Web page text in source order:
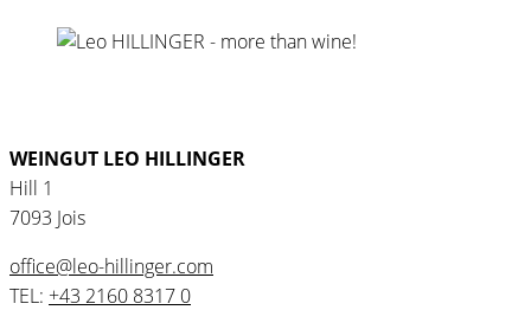
WEINGUT LEO HILLINGER
Hill 1
7093 Jois
office@leo-hillinger.com
TEL: +43 2160 8317 0